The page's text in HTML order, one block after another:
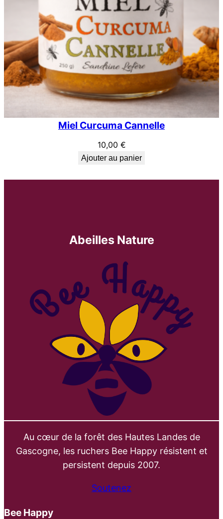
Miel Curcuma Cannelle
10,00 €
Ajouter au panier
Abeilles Nature
Au cœur de la forêt des Hautes Landes de
Gascogne, les ruchers Bee Happy résistent et
persistent depuis 2007.
Soutenez
Bee Happy